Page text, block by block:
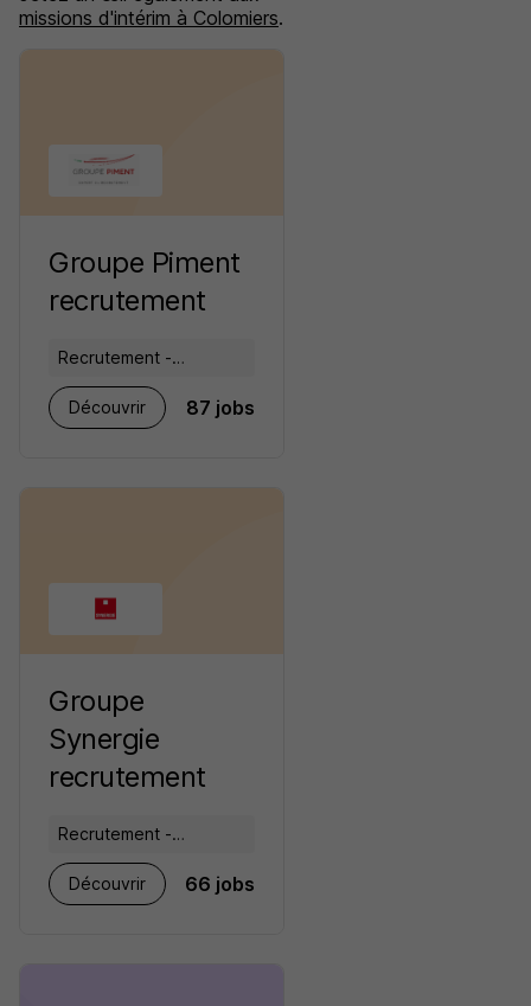
missions d'intérim à Colomiers.
Groupe Piment
recrutement
Recrutement -
Placement - Conseils
RH
Découvrir 87 jobs
Groupe
Synergie
recrutement
Recrutement -
Placement - Conseils
RH
Découvrir 66 jobs